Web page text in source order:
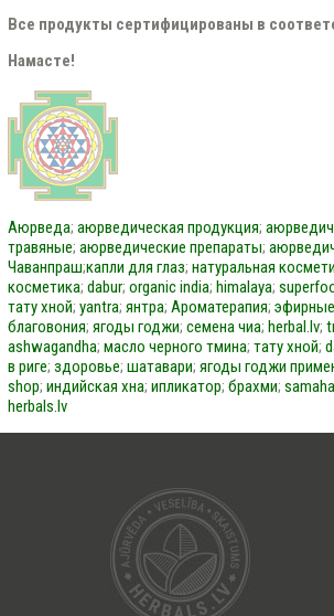
Все продукты сертифицированы в
Намасте!
Аюрведа; аюрведическая продукция;
травяные; аюрведические препараты;
Чаванпраш;капли для глаз; натуральная
косметика; dabur; organic india; himalaya;
тату хной; yantra; янтра; Ароматерапия;
благовония; ягоды годжи; семена чиа; herbal.lv;
ashwagandha; масло черного тмина; тату хной;
в риге; здоровье; шатавари; ягоды годжи
shop; индийская хна; ипликатор; брахми;
herbals.lv